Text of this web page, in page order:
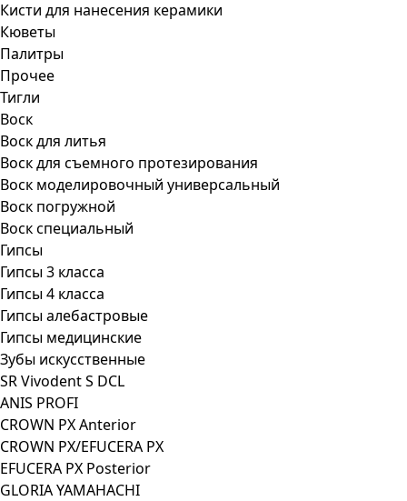
Кисти для нанесения керамики
Кюветы
Палитры
Прочее
Тигли
Воск
Воск для литья
Воск для съемного протезирования
Воск моделировочный универсальный
Воск погружной
Воск специальный
Гипсы
Гипсы 3 класса
Гипсы 4 класса
Гипсы алебастровые
Гипсы медицинские
Зубы искусственные
SR Vivodent S DCL
ANIS PROFI
CROWN PX Anterior
CROWN PX/EFUCERA PX
EFUCERA PX Posterior
GLORIA YAMAHACHI